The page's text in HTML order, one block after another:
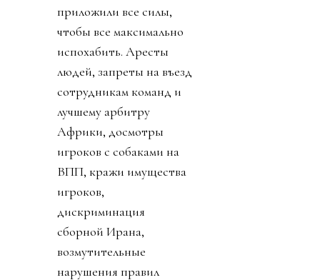
приложили все силы,
чтобы все максимально
испохабить. Аресты
людей, запреты на въезд
сотрудникам команд и
лучшему арбитру
Африки, досмотры
игроков с собаками на
ВПП, кражи имущества
игроков,
дискриминация
сборной Ирана,
возмутительные
нарушения правил